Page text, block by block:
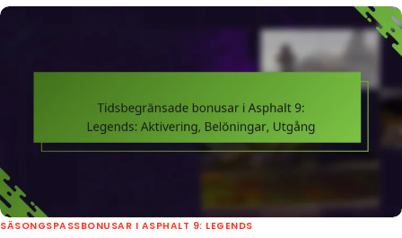
SÄSONGSPASSBONUSAR I ASPHALT 9: LEGENDS